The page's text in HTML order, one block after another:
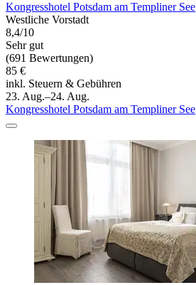
Kongresshotel Potsdam am Templiner See
Westliche Vorstadt
8,4/10
Sehr gut
(691 Bewertungen)
85 €
inkl. Steuern & Gebühren
23. Aug.–24. Aug.
Kongresshotel Potsdam am Templiner See